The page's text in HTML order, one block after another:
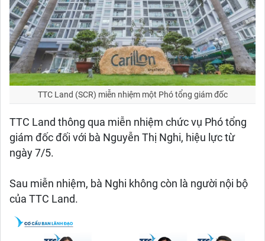
TTC Land (SCR) miễn nhiệm một Phó tổng giám đốc
TTC Land thông qua miễn nhiệm chức vụ Phó tổng
giám đốc đối với bà Nguyễn Thị Nghi, hiệu lực từ
ngày 7/5.
Sau miễn nhiệm, bà Nghi không còn là người nội bộ
của TTC Land.